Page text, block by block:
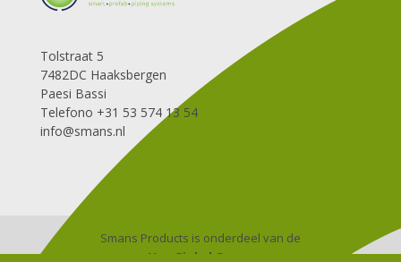
Tolstraat 5
7482DC Haaksbergen
Paesi Bassi
Telefono +31 53 574 13 54
info@smans.nl
Smans Products is onderdeel van de
Van Ginkel Groep